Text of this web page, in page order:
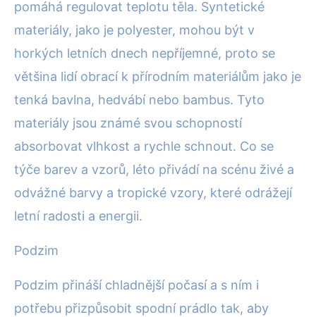
pomáhá regulovat teplotu těla. Syntetické
materiály, jako je polyester, mohou být v
horkých letních dnech nepříjemné, proto se
většina lidí obrací k přírodním materiálům jako je
tenká bavlna, hedvábí nebo bambus. Tyto
materiály jsou známé svou schopností
absorbovat vlhkost a rychle schnout. Co se
týče barev a vzorů, léto přivádí na scénu živé a
odvážné barvy a tropické vzory, které odrážejí
letní radosti a energii.
Podzim
Podzim přináší chladnější počasí a s ním i
potřebu přizpůsobit spodní prádlo tak, aby